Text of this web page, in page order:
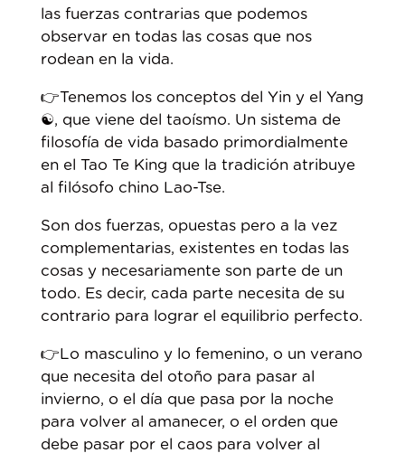
las fuerzas contrarias que podemos
observar en todas las cosas que nos
rodean en la vida.
👉Tenemos los conceptos del Yin y el Yang
☯️, que viene del taoísmo. Un sistema de
filosofía de vida basado primordialmente
en el Tao Te King que la tradición atribuye
al filósofo chino Lao-Tse.
Son dos fuerzas, opuestas pero a la vez
complementarias, existentes en todas las
cosas y necesariamente son parte de un
todo. Es decir, cada parte necesita de su
contrario para lograr el equilibrio perfecto.
👉Lo masculino y lo femenino, o un verano
que necesita del otoño para pasar al
invierno, o el día que pasa por la noche
para volver al amanecer, o el orden que
debe pasar por el caos para volver al